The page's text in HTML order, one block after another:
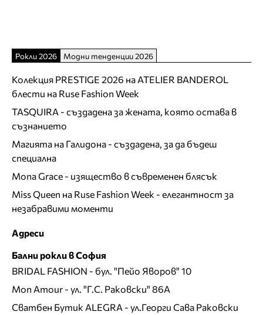
Рокли 2026 Модни тенденции 2026
Колекция PRESTIGE 2026 на ATELIER BANDEROL
блести на Ruse Fashion Week
TASQUIRA - създадена за жената, която остава в
съзнанието
Магията на Галидона - създадена, за да бъдеш
специална
Mona Grace - изящество в съвременен блясък
Miss Queen на Ruse Fashion Week - елегантност за
незабравими моменти
Адреси
Бални рокли в София
BRIDAL FASHION - бул. "Пейо Яворов" 10
Mon Amour - ул. "Г.С. Раковски" 86А
Сватбен Бутик ALEGRA - ул.Георги Сава Раковски